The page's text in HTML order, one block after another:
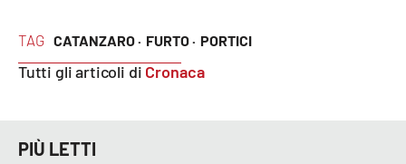
Parchi Marini Calabria
TAG CATANZARO · FURTO · PORTICI
Tutti gli articoli di Cronaca
PIÙ LETTI